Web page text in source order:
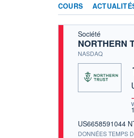
COURS
Société
NORTHERN
NASDAQ
US6658591044
DONNÉES TEMPS